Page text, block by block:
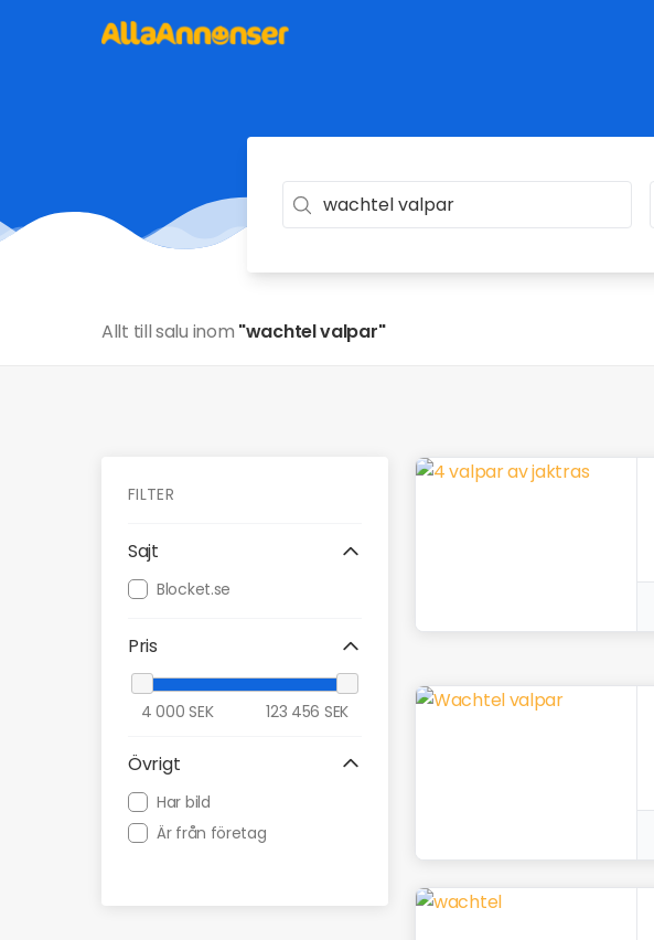
Allt till salu inom "wachtel valpar"
FILTER
Sajt
Blocket.se
Pris
4 000 SEK 123 456 SEK
Övrigt
Har bild
Är från företag